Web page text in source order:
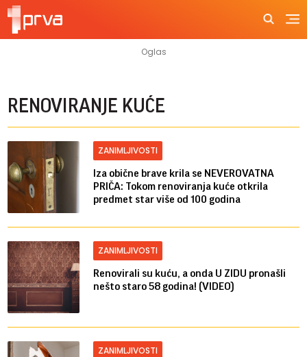
RENOVIRANJE KUĆE
ZANIMLJIVOSTI
Iza obične brave krila se NEVEROVATNA
PRIČA: Tokom renoviranja kuće otkrila
predmet star više od 100 godina
ZANIMLJIVOSTI
Renovirali su kuću, a onda U ZIDU pronašli
nešto staro 58 godina! (VIDEO)
ZANIMLJIVOSTI